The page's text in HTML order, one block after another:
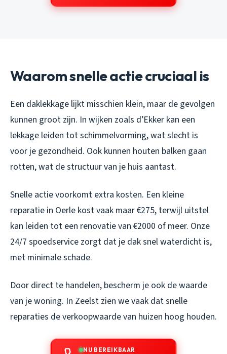
Waarom snelle actie cruciaal is
Een daklekkage lijkt misschien klein, maar de gevolgen
kunnen groot zijn. In wijken zoals d’Ekker kan een
lekkage leiden tot schimmelvorming, wat slecht is
voor je gezondheid. Ook kunnen houten balken gaan
rotten, wat de structuur van je huis aantast.
Snelle actie voorkomt extra kosten. Een kleine
reparatie in Oerle kost vaak maar €275, terwijl uitstel
kan leiden tot een renovatie van €2000 of meer. Onze
24/7 spoedservice zorgt dat je dak snel waterdicht is,
met minimale schade.
Door direct te handelen, bescherm je ook de waarde
van je woning. In Zeelst zien we vaak dat snelle
reparaties de verkoopwaarde van huizen hoog houden.
NU BEREIKBAAR